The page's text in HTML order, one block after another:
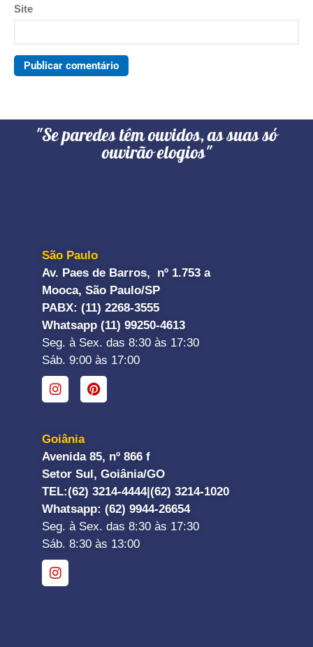
Site
"Se paredes têm ouvidos, as suas só
ouvirão elogios"
São Paulo
Av. Paes de Barros, nº 1.753 a
Mooca, São Paulo/SP
PABX: (11) 2268-3555
Whatsapp (11) 99250-4613
Seg. à Sex. das 8:30 às 17:30
Sáb. 9:00 às 17:00
Goiânia
Avenida 85, nº 866 f
Setor Sul, Goiânia/GO
TEL:(62) 3214-4444|(62) 3214-1020
Whatsapp: (62) 9944-26654
Seg. à Sex. das 8:30 às 17:30
Sáb. 8:30 às 13:00